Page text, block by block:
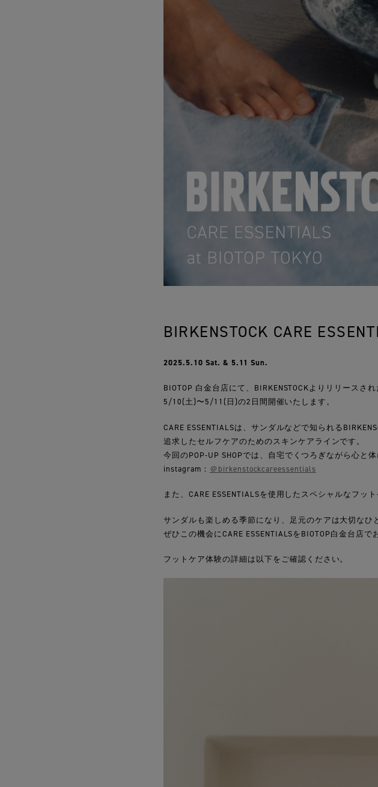
BIRKENSTOCK CARE
2025.5.10 Sat. & 5.11 Sun.
BIOTOP 白金台店にて、BIRKENSTOCKよりリリースさ
5/10(土)〜5/11(日)の2日間開催いたします。
CARE ESSENTIALSは、サンダルなどで知られる
追求したセルフケアのためのスキンケアラインです。
今回のPOP-UP SHOPでは、自宅でくつろぎながら心と
instagram： ＠birkenstockcareessentials
また、CARE ESSENTIALSを使用したスペシャルなフッ
サンダルも楽しめる季節になり、足元のケアは大切なひ
ぜひこの機会にCARE ESSENTIALSをBIOTOP白金台店で
フットケア体験の詳細は以下をご確認ください。